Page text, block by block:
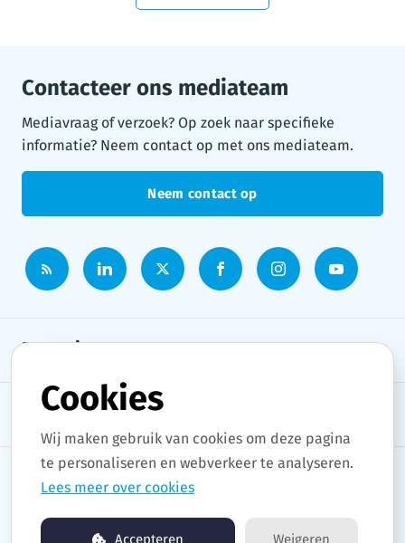
Contacteer ons mediateam
Mediavraag of verzoek? Op zoek naar specifieke
informatie? Neem contact op met ons mediateam.
Neem contact op
Persruimte
Onderwerpen
Copyright © 2026 Stad Gent. All rights reserved.
Cookies
Wij maken gebruik van cookies om deze pagina
te personaliseren en webverkeer te analyseren.
Lees meer over cookies
Accepteren Weigeren